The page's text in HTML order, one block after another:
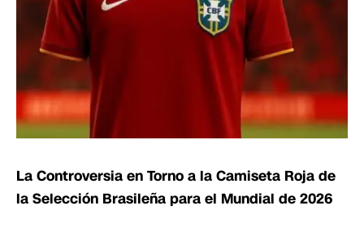
La Controversia en Torno a la Camiseta Roja de
la Selección Brasileña para el Mundial de 2026